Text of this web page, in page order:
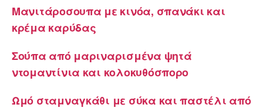
Μανιτάροσουπα με κινόα, σπανάκι και
κρέμα καρύδας
Σούπα από μαριναρισμένα ψητά
ντομαντίνια και κολοκυθόσπορο
Ωμό σταμναγκάθι με σύκα και παστέλι από